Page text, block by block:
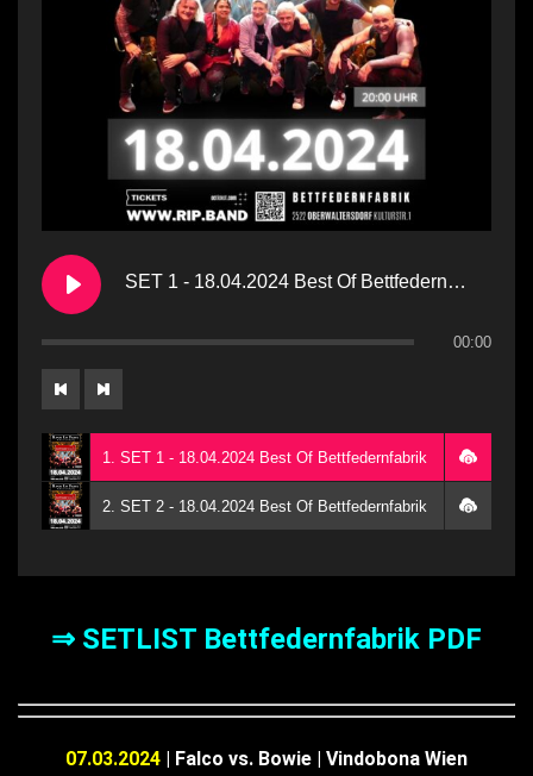
SET 1 - 18.04.2024 Best Of Bettfedernfabrik
00:00
1. SET 1 - 18.04.2024 Best Of Bettfedernfabrik
2. SET 2 - 18.04.2024 Best Of Bettfedernfabrik
⇒ SETLIST Bettfedernfabrik PDF
07.03.2024 | Falco vs. Bowie | Vindobona Wien